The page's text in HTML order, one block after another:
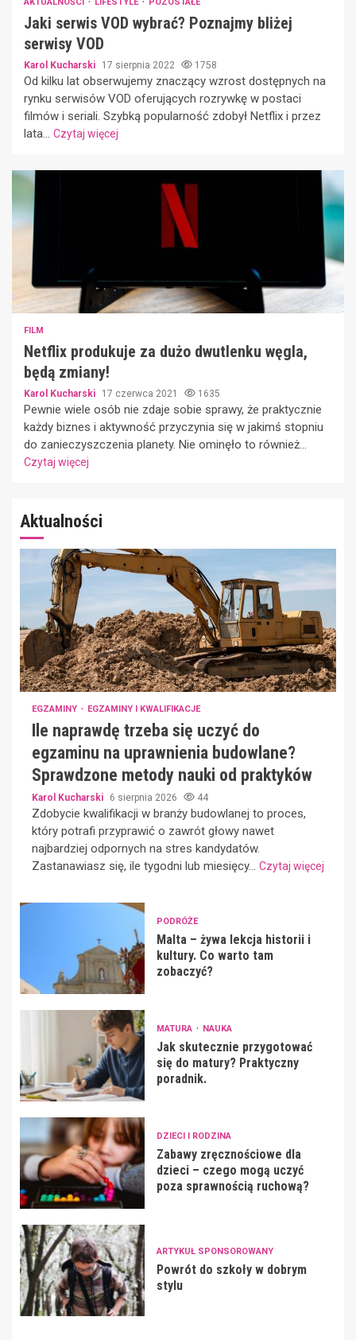
Jaki serwis VOD wybrać? Poznajmy bliżej
serwisy VOD
Karol Kucharski 17 sierpnia 2022 1758
Od kilku lat obserwujemy znaczący wzrost dostępnych na
rynku serwisów VOD oferujących rozrywkę w postaci
filmów i seriali. Szybką popularność zdobył Netflix i przez
lata... Czytaj więcej
FILM
Netflix produkuje za dużo dwutlenku węgla,
będą zmiany!
Karol Kucharski 17 czerwca 2021 1635
Pewnie wiele osób nie zdaje sobie sprawy, że praktycznie
każdy biznes i aktywność przyczynia się w jakimś stopniu
do zanieczyszczenia planety. Nie ominęło to również...
Czytaj więcej
Aktualności
EGZAMINY EGZAMINY I KWALIFIKACJE
Ile naprawdę trzeba się uczyć do
egzaminu na uprawnienia budowlane?
Sprawdzone metody nauki od praktyków
Karol Kucharski 6 sierpnia 2026 44
Zdobycie kwalifikacji w branży budowlanej to proces,
który potrafi przyprawić o zawrót głowy nawet
najbardziej odpornych na stres kandydatów.
Zastanawiasz się, ile tygodni lub miesięcy... Czytaj więcej
PODRÓŻE
Malta – żywa lekcja historii i
kultury. Co warto tam
zobaczyć?
MATURA NAUKA
Jak skutecznie przygotować
się do matury? Praktyczny
poradnik.
DZIECI I RODZINA
Zabawy zręcznościowe dla
dzieci – czego mogą uczyć
poza sprawnością ruchową?
ARTYKUŁ SPONSOROWANY
Powrót do szkoły w dobrym
stylu